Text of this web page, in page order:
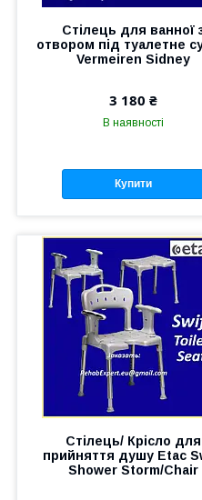
Стілець для ванної
отвором під туалетне
Vermeiren Sidney
3 180 ₴
В наявності
Купити
Стілець/ Крісло для
прийняття душу Etac
Shower Storm/Chair